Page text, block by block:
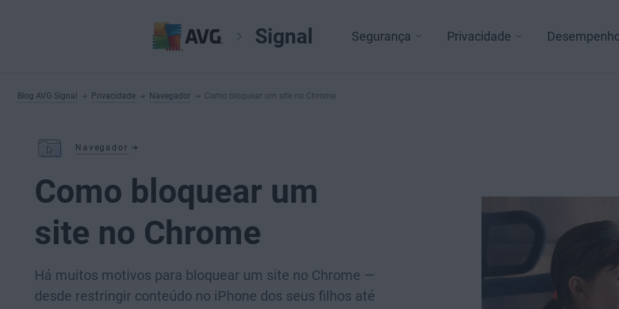
Signal Segurança Privacidade
Blog AVG Signal Privacidade Navegador Como bloquear um site no Chrome
Navegador
Como bloquear um
site no Chrome
Há muitos motivos para bloquear um site no Chrome —
desde restringir conteúdo no iPhone dos seus filhos até